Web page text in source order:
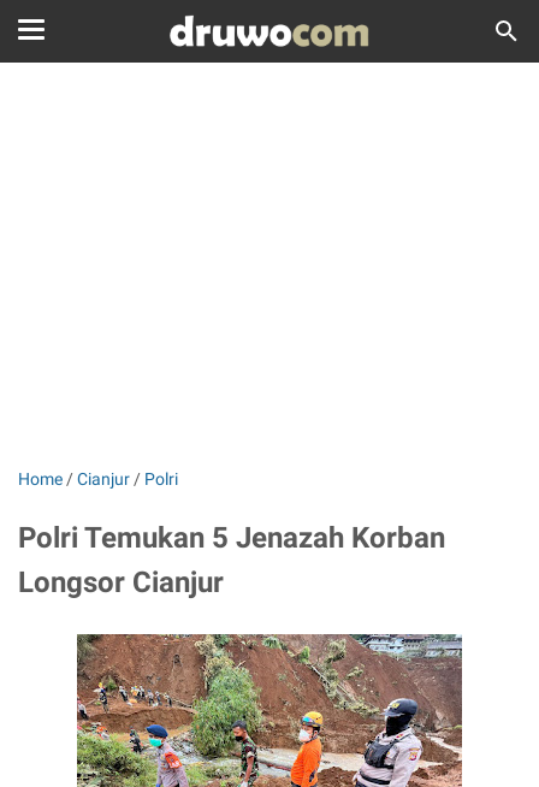
Home /Cianjur / Polri
Polri Temukan 5 Jenazah Korban
Longsor Cianjur